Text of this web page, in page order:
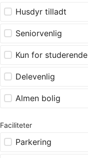
Husdyr tilladt
Seniorvenlig
Kun for studerende
Delevenlig
Almen bolig
Faciliteter
Parkering